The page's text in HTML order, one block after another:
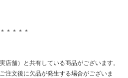
＊＊＊＊
店舗）と共有している商品がございます。
注文後に欠品が発生する場合がございま